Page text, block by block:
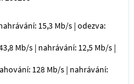
15,3 Mb/s | odezva:
Mb/s | nahrávání: 12,5 Mb/s |
128 Mb/s | nahrávání: